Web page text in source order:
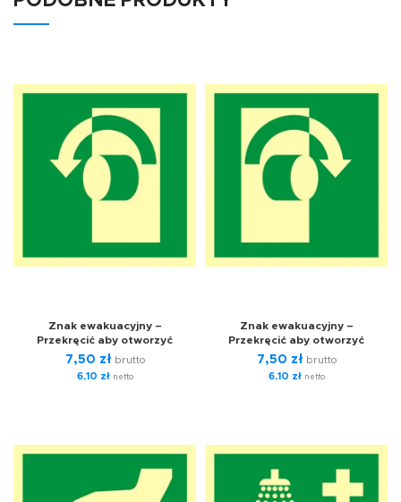
Znak ewakuacyjny –
Przekręcić aby otworzyć
7,50 zł brutto
6,10 złnetto
Znak ewakuacyjny –
Przekręcić aby otworzyć
7,50 zł brutto
6,10 złnetto